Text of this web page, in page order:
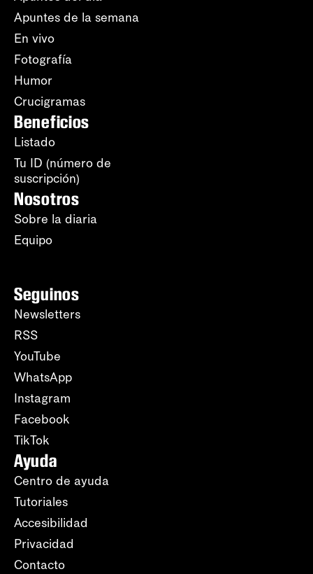
Apuntes de la semana
En vivo
Fotografía
Humor
Crucigramas
Beneficios
Listado
Tu ID (número de
suscripción)
Nosotros
Sobre la diaria
Equipo
Seguinos
Newsletters
RSS
YouTube
WhatsApp
Instagram
Facebook
TikTok
Ayuda
Centro de ayuda
Tutoriales
Accesibilidad
Privacidad
Contacto